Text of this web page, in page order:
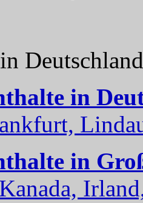
in
in